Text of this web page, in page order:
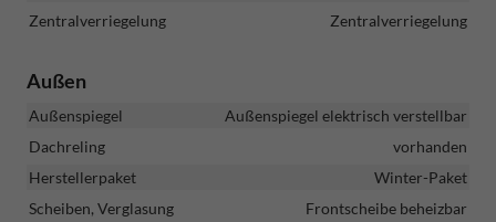
Zentralverriegelung
Zentralverriegelung
Außen
Außenspiegel
Außenspiegel elektrisch verstellbar
Dachreling
vorhanden
Herstellerpaket
Winter-Paket
Scheiben, Verglasung
Frontscheibe beheizbar